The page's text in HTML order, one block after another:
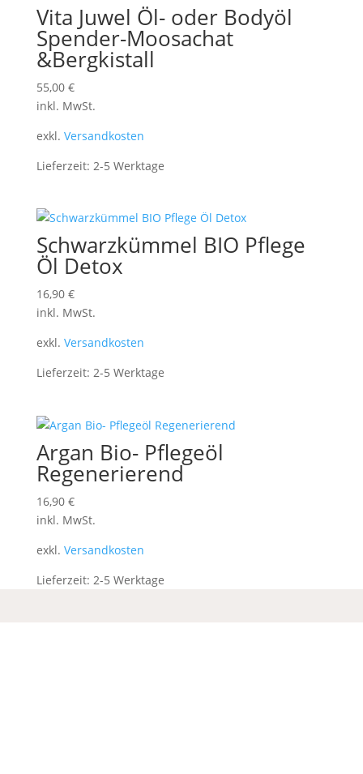
Vita Juwel Öl- oder Bodyöl
Spender-Moosachat
&Bergkistall
55,00 €
inkl. MwSt.
exkl. Versandkosten
Lieferzeit: 2-5 Werktage
Schwarzkümmel BIO Pflege
Öl Detox
16,90 €
inkl. MwSt.
exkl. Versandkosten
Lieferzeit: 2-5 Werktage
Argan Bio- Pflegeöl
Regenerierend
16,90 €
inkl. MwSt.
exkl. Versandkosten
Lieferzeit: 2-5 Werktage